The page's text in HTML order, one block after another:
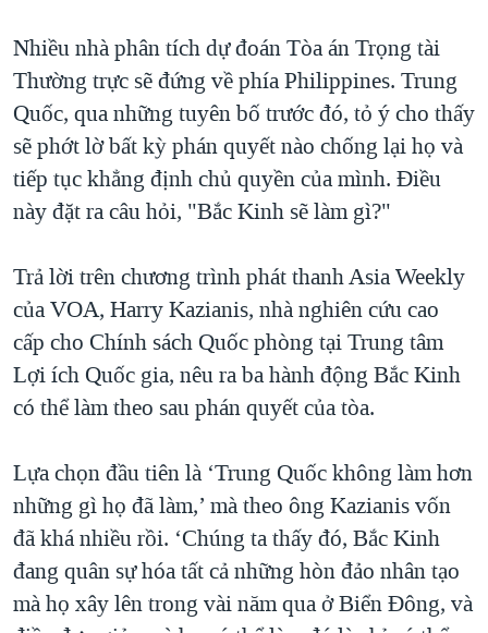
Nhiều nhà phân tích dự đoán Tòa án Trọng tài
Thường trực sẽ đứng về phía Philippines. Trung
Quốc, qua những tuyên bố trước đó, tỏ ý cho thấy
sẽ phớt lờ bất kỳ phán quyết nào chống lại họ và
tiếp tục khẳng định chủ quyền của mình. Điều
này đặt ra câu hỏi, "Bắc Kinh sẽ làm gì?"
Trả lời trên chương trình phát thanh Asia Weekly
của VOA, Harry Kazianis, nhà nghiên cứu cao
cấp cho Chính sách Quốc phòng tại Trung tâm
Lợi ích Quốc gia, nêu ra ba hành động Bắc Kinh
có thể làm theo sau phán quyết của tòa.
Lựa chọn đầu tiên là ‘Trung Quốc không làm hơn
những gì họ đã làm,’ mà theo ông Kazianis vốn
đã khá nhiều rồi. ‘Chúng ta thấy đó, Bắc Kinh
đang quân sự hóa tất cả những hòn đảo nhân tạo
mà họ xây lên trong vài năm qua ở Biển Đông, và